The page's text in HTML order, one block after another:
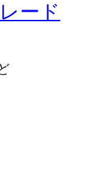
ード